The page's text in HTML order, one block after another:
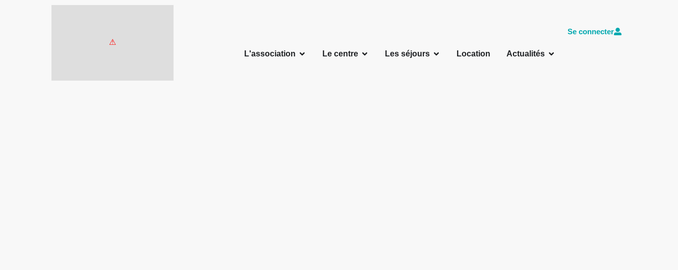
Se connecter
L'association Le centre Les séjours Location Actualités